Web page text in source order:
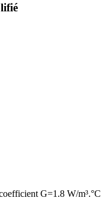
G=1.8 W/